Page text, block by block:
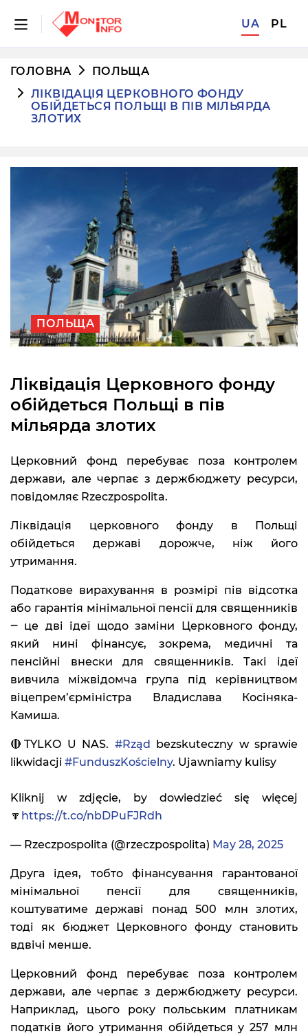
UA PL
ГОЛОВНА
ПОЛЬЩА
ЛІКВІДАЦІЯ ЦЕРКОВНОГО ФОНДУ
ОБІЙДЕТЬСЯ ПОЛЬЩІ В ПІВ МІЛЬЯРДА
ЗЛОТИХ
ПОЛЬЩА
Ліквідація Церковного фонду
обійдеться Польщі в пів
мільярда злотих
Церковний фонд перебуває поза контролем
держави, але черпає з держбюджету ресурси,
повідомляє Rzeczpospolita.
Ліквідація церковного фонду в Польщі
обійдеться державі дорожче, ніж його
утримання.
Податкове вирахування в розмірі пів відсотка
або гарантія мінімальної пенсії для священників
‒ це дві ідеї щодо заміни Церковного фонду,
який нині фінансує, зокрема, медичні та
пенсійні внески для священників. Такі ідеї
вивчила міжвідомча група під керівництвом
віцепрем’єрміністра Владислава Косіняка-
Камиша.
🔴TYLKO U NAS. #Rząd bezskuteczny w sprawie
likwidacji #FunduszKościelny. Ujawniamy kulisy
Kliknij w zdjęcie, by dowiedzieć się więcej
🔽 https://t.co/nbDPuFJRdh
— Rzeczpospolita (@rzeczpospolita) May 28, 2025
Друга ідея, тобто фінансування гарантованої
мінімальної пенсії для священників,
коштуватиме державі понад 500 млн злотих,
тоді як бюджет Церковного фонду становить
вдвічі менше.
Церковний фонд перебуває поза контролем
держави, але черпає з держбюджету ресурси.
Наприклад, цього року польським платникам
податків його утримання обійдеться у 257 млн